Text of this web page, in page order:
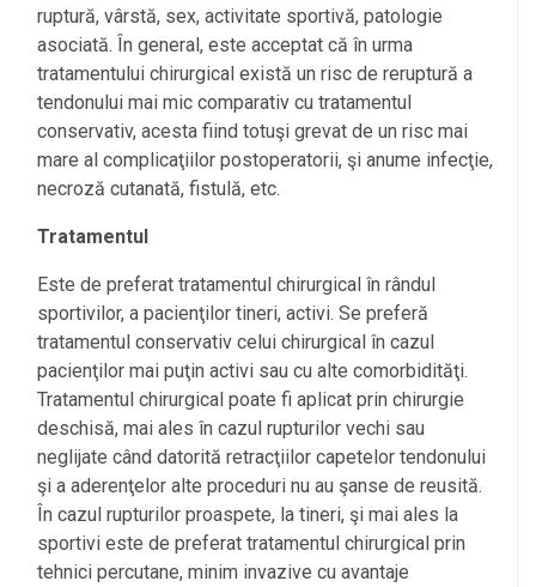
ruptură, vârstă, sex, activitate sportivă, patologie
asociată. În general, este acceptat că în urma
tratamentului chirurgical există un risc de reruptură a
tendonului mai mic comparativ cu tratamentul
conservativ, acesta fiind totuşi grevat de un risc mai
mare al complicaţiilor postoperatorii, şi anume infecţie,
necroză cutanată, fistulă, etc.
Tratamentul
Este de preferat tratamentul chirurgical în rândul
sportivilor, a pacienţilor tineri, activi. Se preferă
tratamentul conservativ celui chirurgical în cazul
pacienţilor mai puţin activi sau cu alte comorbidităţi.
Tratamentul chirurgical poate fi aplicat prin chirurgie
deschisă, mai ales în cazul rupturilor vechi sau
neglijate când datorită retracţiilor capetelor tendonului
şi a aderenţelor alte proceduri nu au şanse de reusită.
În cazul rupturilor proaspete, la tineri, şi mai ales la
sportivi este de preferat tratamentul chirurgical prin
tehnici percutane, minim invazive cu avantaje